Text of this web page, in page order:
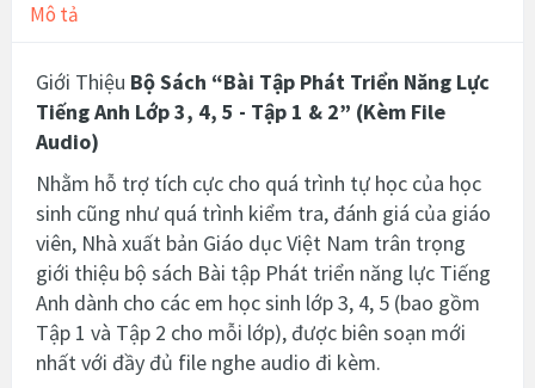
Mô tả
Giới Thiệu Bộ Sách “Bài Tập Phát Triển Năng Lực
Tiếng Anh Lớp 3, 4, 5 - Tập 1 & 2” (Kèm File
Audio)
Nhằm hỗ trợ tích cực cho quá trình tự học của học
sinh cũng như quá trình kiểm tra, đánh giá của giáo
viên, Nhà xuất bản Giáo dục Việt Nam trân trọng
giới thiệu bộ sách Bài tập Phát triển năng lực Tiếng
Anh dành cho các em học sinh lớp 3, 4, 5 (bao gồm
Tập 1 và Tập 2 cho mỗi lớp), được biên soạn mới
nhất với đầy đủ file nghe audio đi kèm.